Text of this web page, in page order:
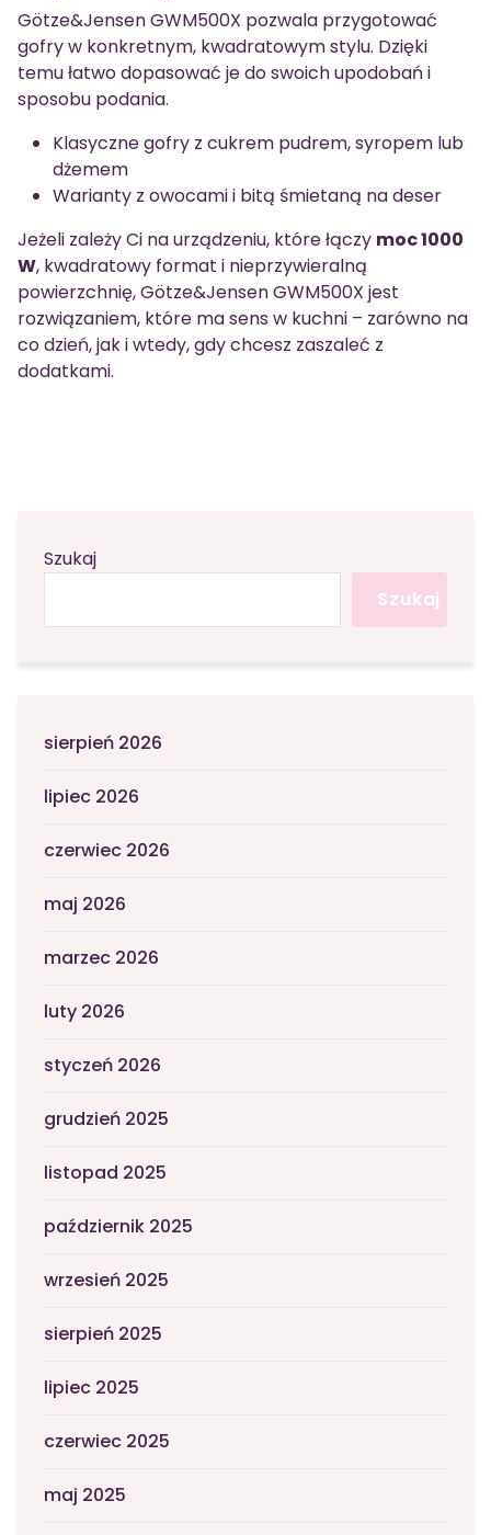
Götze&Jensen GWM500X pozwala przygotować
gofry w konkretnym, kwadratowym stylu. Dzięki
temu łatwo dopasować je do swoich upodobań i
sposobu podania.
Klasyczne gofry z cukrem pudrem, syropem lub
dżemem
Warianty z owocami i bitą śmietaną na deser
Jeżeli zależy Ci na urządzeniu, które łączy moc 1000
W, kwadratowy format i nieprzywieralną
powierzchnię, Götze&Jensen GWM500X jest
rozwiązaniem, które ma sens w kuchni – zarówno na
co dzień, jak i wtedy, gdy chcesz zaszaleć z
dodatkami.
Szukaj
Szukaj
sierpień 2026
lipiec 2026
czerwiec 2026
maj 2026
marzec 2026
luty 2026
styczeń 2026
grudzień 2025
listopad 2025
październik 2025
wrzesień 2025
sierpień 2025
lipiec 2025
czerwiec 2025
maj 2025